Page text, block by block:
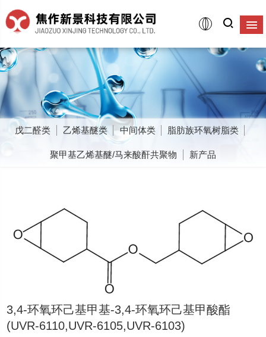
戊二醛类 乙烯基醚类 中间体类 脂肪族环氧树脂类
聚甲基乙烯基醚/马来酸酐共聚物 新产品
3,4-环氧环己基甲基-3,4-环氧环己基甲酸酯
(UVR-6110,UVR-6105,UVR-6103)